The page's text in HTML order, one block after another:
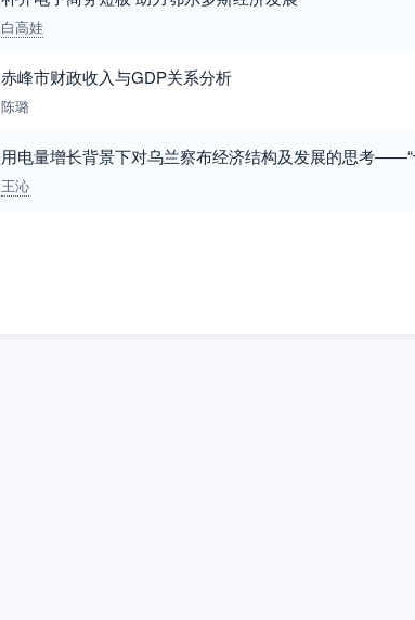
白高娃
赤峰市财政收入与GDP关系分析
陈璐
用电量增长背景下对乌兰察布经济结构及发展的思考
王沁